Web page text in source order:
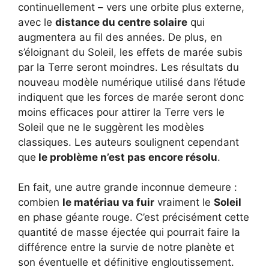
continuellement – ​​vers une orbite plus externe,
avec le distance du centre solaire qui
augmentera au fil des années. De plus, en
s’éloignant du Soleil, les effets de marée subis
par la Terre seront moindres. Les résultats du
nouveau modèle numérique utilisé dans l’étude
indiquent que les forces de marée seront donc
moins efficaces pour attirer la Terre vers le
Soleil que ne le suggèrent les modèles
classiques. Les auteurs soulignent cependant
que le problème n’est pas encore résolu.
En fait, une autre grande inconnue demeure :
combien le matériau va fuir vraiment le Soleil
en phase géante rouge. C’est précisément cette
quantité de masse éjectée qui pourrait faire la
différence entre la survie de notre planète et
son éventuelle et définitive engloutissement.